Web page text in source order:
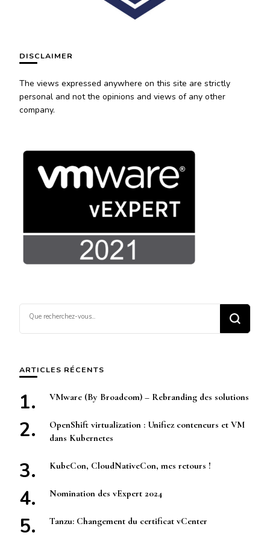
DISCLAIMER
The views expressed anywhere on this site are strictly
personal and not the opinions and views of any other
company.
recherchiez
quelque
ARTICLES RÉCENTS
VMware (By Broadcom) – Rebranding des solutions
OpenShift virtualization : Unifiez conteneurs et VM
dans Kubernetes
KubeCon, CloudNativeCon, mes retours !
Nomination des vExpert 2024
Tanzu: Changement du certificat vCenter